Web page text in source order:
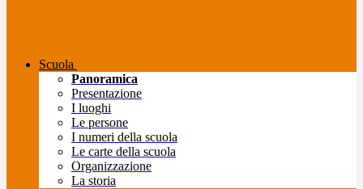
Scuola
Panoramica
Presentazione
I luoghi
Le persone
I numeri della scuola
Le carte della scuola
Organizzazione
La storia